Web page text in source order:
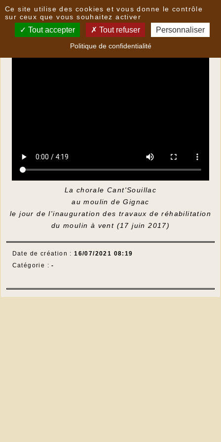
Ven folet Vent fòlor
La chorale Cant'Souillac
au moulin de Gignac
le jour de l'inauguration des travaux de réhabilitation
du moulin à vent (17 juin 2017)
Date de création :16/07/2021 08:19
Catégorie :-
Ce site utilise des cookies et vous donne le contrôle
sur ceux que vous souhaitez activer
Tout accepter Tout refuser Personnaliser
Politique de confidentialité